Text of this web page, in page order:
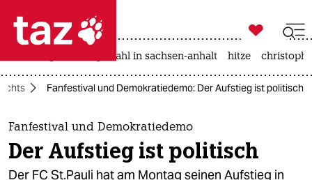
 taz zahl ich
taz zahl ich
themen
politik

taz zahl ich
landtagswahl in sachsen-anhalt hitze
Fanfestival und Demokratiedemo: Der Aufstieg ist politisch
Fanfestival und Demokratiedemo
Der Aufstieg ist politisch
Der FC St.Pauli hat am Montag seinen Aufstieg in